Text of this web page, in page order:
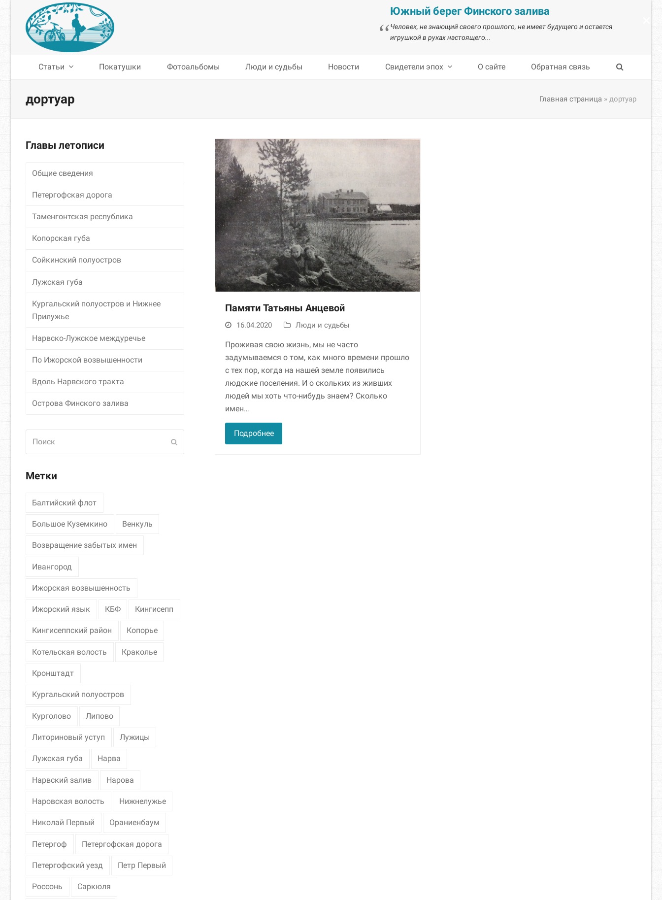
Южный берег Финского залива
Человек, не знающий своего прошлого, не имеет будущего и остается
игрушкой в руках настоящего...
Статьи Покатушки Фотоальбомы Люди и судьбы Новости Свидетели эпох О сайте Обратная связь
дортуар Главная страница » дортуар
Памяти Татьяны Анцевой
16.04.2020 Люди и судьбы
Проживая свою жизнь, мы не часто
задумываемся о том, как много времени прошло
с тех пор, когда на нашей земле появились
людские поселения. И о скольких из живших
людей мы хоть что-нибудь знаем? Сколько
имен…
Подробнее
Главы летописи
Общие сведения
Петергофская дорога
Таменгонтская республика
Копорская губа
Сойкинский полуостров
Лужская губа
Кургальский полуостров и Нижнее
Прилужье
Нарвско-Лужское междуречье
По Ижорской возвышенности
Вдоль Нарвского тракта
Острова Финского залива
Метки
Балтийский флот
Большое Куземкино Венкуль
Возвращение забытых имен
Ивангород
Ижорская возвышенность
Ижорский язык КБФ Кингисепп
Кингисеппский район Копорье
Котельская волость Краколье
Кронштадт
Кургальский полуостров
Курголово Липово
Литориновый уступ Лужицы
Лужская губа Нарва
Нарвский залив Нарова
Наровская волость Нижнелужье
Николай Первый Ораниенбаум
Петергоф Петергофская дорога
Петергофский уезд Петр Первый
Россонь Саркюля
Необходимые
этих файлов cookie
обязательно. Они
функционирования
веб-сайта.